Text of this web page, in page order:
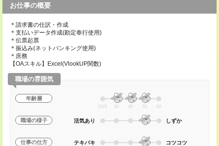
お仕事の概要
＊請求書の仕訳・作成
＊支払いデータ作成(勘定奉行使用)
＊伝票起票
＊振込み(ネットバンキング使用)
＊庶務
【OAスキル】Excel(VlookUP関数)
職場の雰囲気
年齢層
20代 30 40 50 60
職場の様子 活気あり しずか
仕事の仕方 テキパキ コツコツ